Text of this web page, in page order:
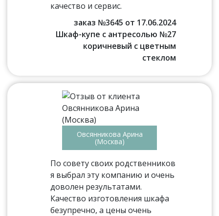
качество и сервис.
заказ №3645 от 17.06.2024
Шкаф-купе с антресолью №27
коричневый с цветным
стеклом
Овсянникова Арина
(Москва)
По совету своих родственников
я выбрал эту компанию и очень
доволен результатами.
Качество изготовления шкафа
безупречно, а цены очень